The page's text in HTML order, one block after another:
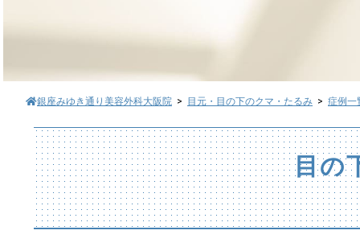
銀座みゆき通り美容外科大阪院 > 目元・目の下のクマ・たるみ > 症例一
目の